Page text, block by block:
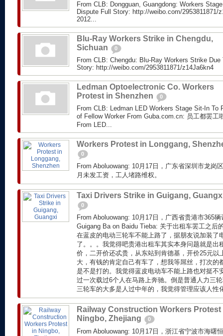
From CLB: Dongguan, Guangdong: Workers
Dispute Full Story: http://weibo.com/2953811871/
2012...
Blu-Ray Workers Strike in Chengdu,
Sichuan
0
From CLB: Chengdu: Blu-Ray Workers Strike
Story: http://weibo.com/2953811871/z14Ja6kn4
Ledman Optoelectronic Co. Workers
Protest in Shenzhen
0
From CLB: Ledman LED Workers Stage Sit-In To
of Fellow Worker From Guba.com.cn: 员工都罢工
From LED...
Workers Protest in Longgang,
0
From Aboluowang: 10月17日，广东省深圳市龙岗
月未发工资，工人堵路维权。
Taxi Drivers Strike in Guigang,
0
From Aboluowang: 10月17日，广西省贵港市365
Guigang Ba on Baidu Tieba: 关于出租车罢工之后
在蓝皮的电动三轮车不能上路了，据朋友说加装了
了。。。我觉得吧贵港出租车其实本身问题就是出
价，二开价还忒贵，从东站到肯德基，开价25元以
大，有钱的肯定自己有车了，想我等屌丝，打次的
是不是打的。我觉得蓝皮电动车不能上路也对挺不
过一次载过6个人在马路上奔驰。倒是普通人力三
三轮车的大多是人过中年的，我觉得管理应该人性
Railway Construction Workers Protest
Ningbo, Zhejiang
0
From Aboluowang: 10月17日，浙江省宁波市海曙